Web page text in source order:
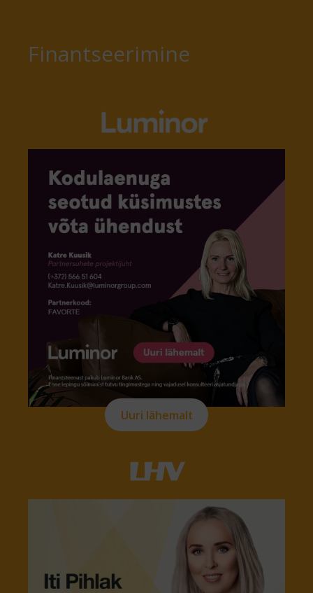
Finantseerimine
Uuri lähemalt